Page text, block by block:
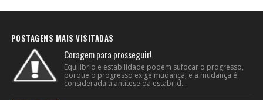
POSTAGENS MAIS VISITADAS
Coragem para prosseguir!
Equilíbrio e estabilidade podem sufocar o progresso,
porque o progresso exige mudança, e a mudança é
considerada a antítese da estabilid...